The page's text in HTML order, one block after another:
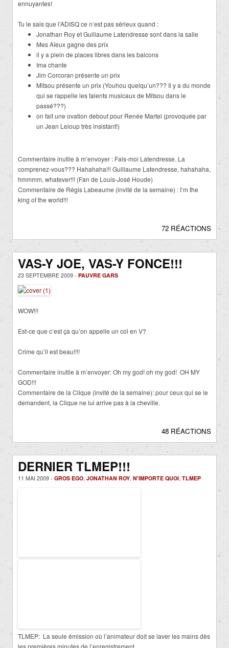
ennuyantes!
Tu le sais que l’ADISQ ce n’est pas sérieux quand :
Jonathan Roy et Guillaume Latendresse sont dans la salle
Mes Aïeux gagne des prix
il y a plein de places libres dans les balcons
Ima chante
Jim Corcoran présente un prix
Mitsou présente un prix (Youhou quelqu’un??? Il y a du monde
qui se rappelle les talents musicaux de Mitsou dans le
passé???)
on fait une ovation debout pour Renée Martel (provoquée par
un Jean Leloup très insistant!)
Commentaire inutile à m’envoyer : Fais-moi Latendresse. La
comprenez-vous??? Hahahaha!!! Guillaume Latendresse, hahahaha,
hmmmm, whatever!!! (Fan de Louis-José Houde)
Commentaire de Régis Labeaume (invité de la semaine) : I’m the
king of the world!!!
72 RÉACTIONS
VAS-Y JOE, VAS-Y FONCE!!!
23 SEPTEMBRE 2009 - PAUVRE GARS
WOW!!!
Est-ce que c’est ça qu’on appelle un col en V?
Crime qu’il est beau!!!!
Commentaire inutile à m’envoyer: Oh my god! oh my god! OH MY
GOD!!!
Commentaire de la Clique (invité de la semaine): pour ceux qui se le
demandent, la Clique ne lui arrive pas à la cheville.
48 RÉACTIONS
DERNIER TLMEP!!!
11 MAI 2009 - GROS EGO, JONATHAN ROY, N'IMPORTE QUOI, TLMEP
TLMEP: La seule émission où l’animateur doit se laver les mains dès